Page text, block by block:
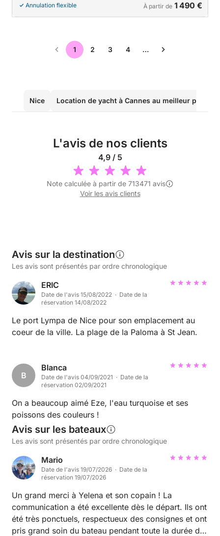
Annulation flexible À partir de 1 490 €
1 2 3 4 …
Nice Location de yacht à Cannes au meilleur prix
L'avis de nos clients
4,9 / 5
Note calculée à partir de 713471 avis
Voir les avis clients
Avis sur la destination
Les avis sont présentés par ordre chronologique
ERIC
Date de l'avis 15/08/2022 · Date de la
réservation 14/08/2022
Le port Lympa de Nice pour son emplacement au
coeur de la ville. La plage de la Paloma à St Jean.
B
Blanca
Date de l'avis 04/09/2021 · Date de la
réservation 02/09/2021
On a beaucoup aimé Eze, l'eau turquoise et ses
poissons des couleurs !
Avis sur les bateaux
Les avis sont présentés par ordre chronologique
Mario
Date de l'avis 19/07/2026 · Date de la
réservation 19/07/2026
Un grand merci à Yelena et son copain ! La
communication a été excellente dès le départ. Ils ont
été très ponctuels, respectueux des consignes et ont
pris grand soin du bateau pendant toute la durée de